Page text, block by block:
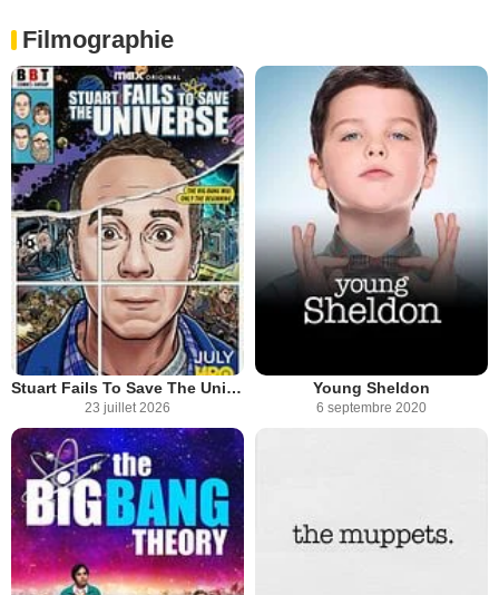
Filmographie
Stuart Fails To Save The Universe
23 juillet 2026
Young Sheldon
6 septembre 2020